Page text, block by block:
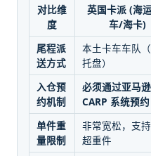
对比维
度
英国卡派 (海
车/海卡)
尾程派
送方式
本土卡车车队
托盘）
入仓预
约机制
必须通过亚马逊
CARP 系统预约
单件重
量限制
非常宽松，支
超重件